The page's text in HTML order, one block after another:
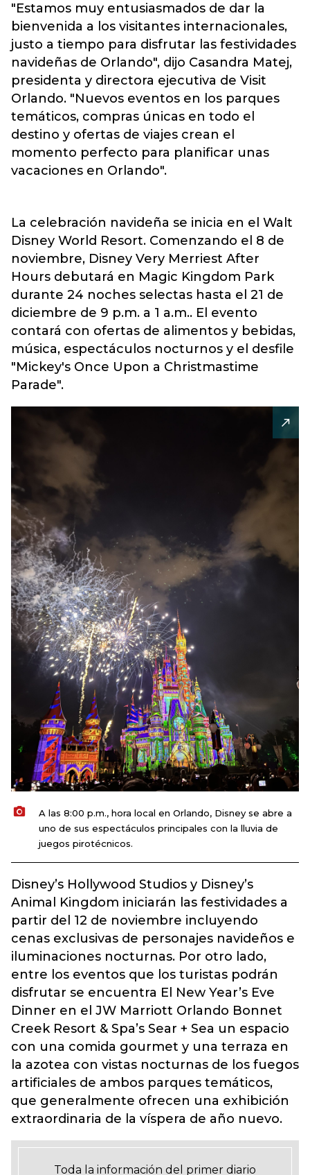
"Estamos muy entusiasmados de dar la
bienvenida a los visitantes internacionales,
justo a tiempo para disfrutar las festividades
navideñas de Orlando", dijo Casandra Matej,
presidenta y directora ejecutiva de Visit
Orlando. "Nuevos eventos en los parques
temáticos, compras únicas en todo el
destino y ofertas de viajes crean el
momento perfecto para planificar unas
vacaciones en Orlando".
La celebración navideña se inicia en el Walt
Disney World Resort. Comenzando el 8 de
noviembre, Disney Very Merriest After
Hours debutará en Magic Kingdom Park
durante 24 noches selectas hasta el 21 de
diciembre de 9 p.m. a 1 a.m.. El evento
contará con ofertas de alimentos y bebidas,
música, espectáculos nocturnos y el desfile
"Mickey's Once Upon a Christmastime
Parade".
A las 8:00 p.m., hora local en Orlando, Disney se abre a
uno de sus espectáculos principales con la lluvia de
juegos pirotécnicos.
Disney’s Hollywood Studios y Disney’s
Animal Kingdom iniciarán las festividades a
partir del 12 de noviembre incluyendo
cenas exclusivas de personajes navideños e
iluminaciones nocturnas. Por otro lado,
entre los eventos que los turistas podrán
disfrutar se encuentra El New Year’s Eve
Dinner en el JW Marriott Orlando Bonnet
Creek Resort & Spa’s Sear + Sea un espacio
con una comida gourmet y una terraza en
la azotea con vistas nocturnas de los fuegos
artificiales de ambos parques temáticos,
que generalmente ofrecen una exhibición
extraordinaria de la víspera de año nuevo.
Toda la información del primer diario